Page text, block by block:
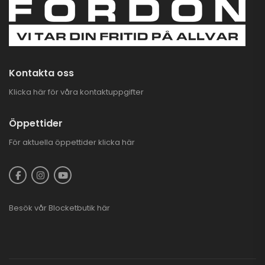
Kontakta oss
Klicka här för våra kontaktuppgifter
Öppettider
För aktuella öppettider klicka här
Besök vår Blocketbutik här